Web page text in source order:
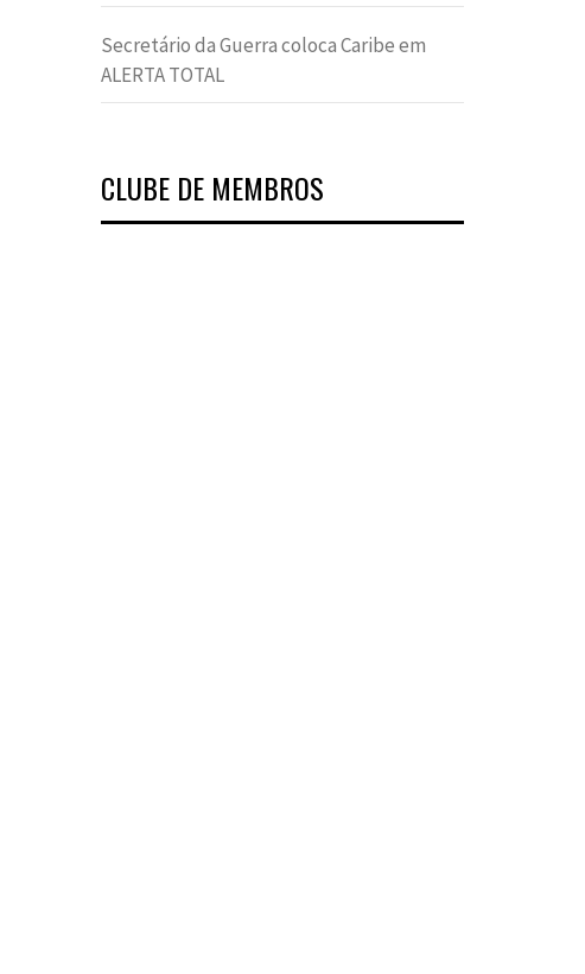
Secretário da Guerra coloca Caribe em
ALERTA TOTAL
CLUBE DE MEMBROS